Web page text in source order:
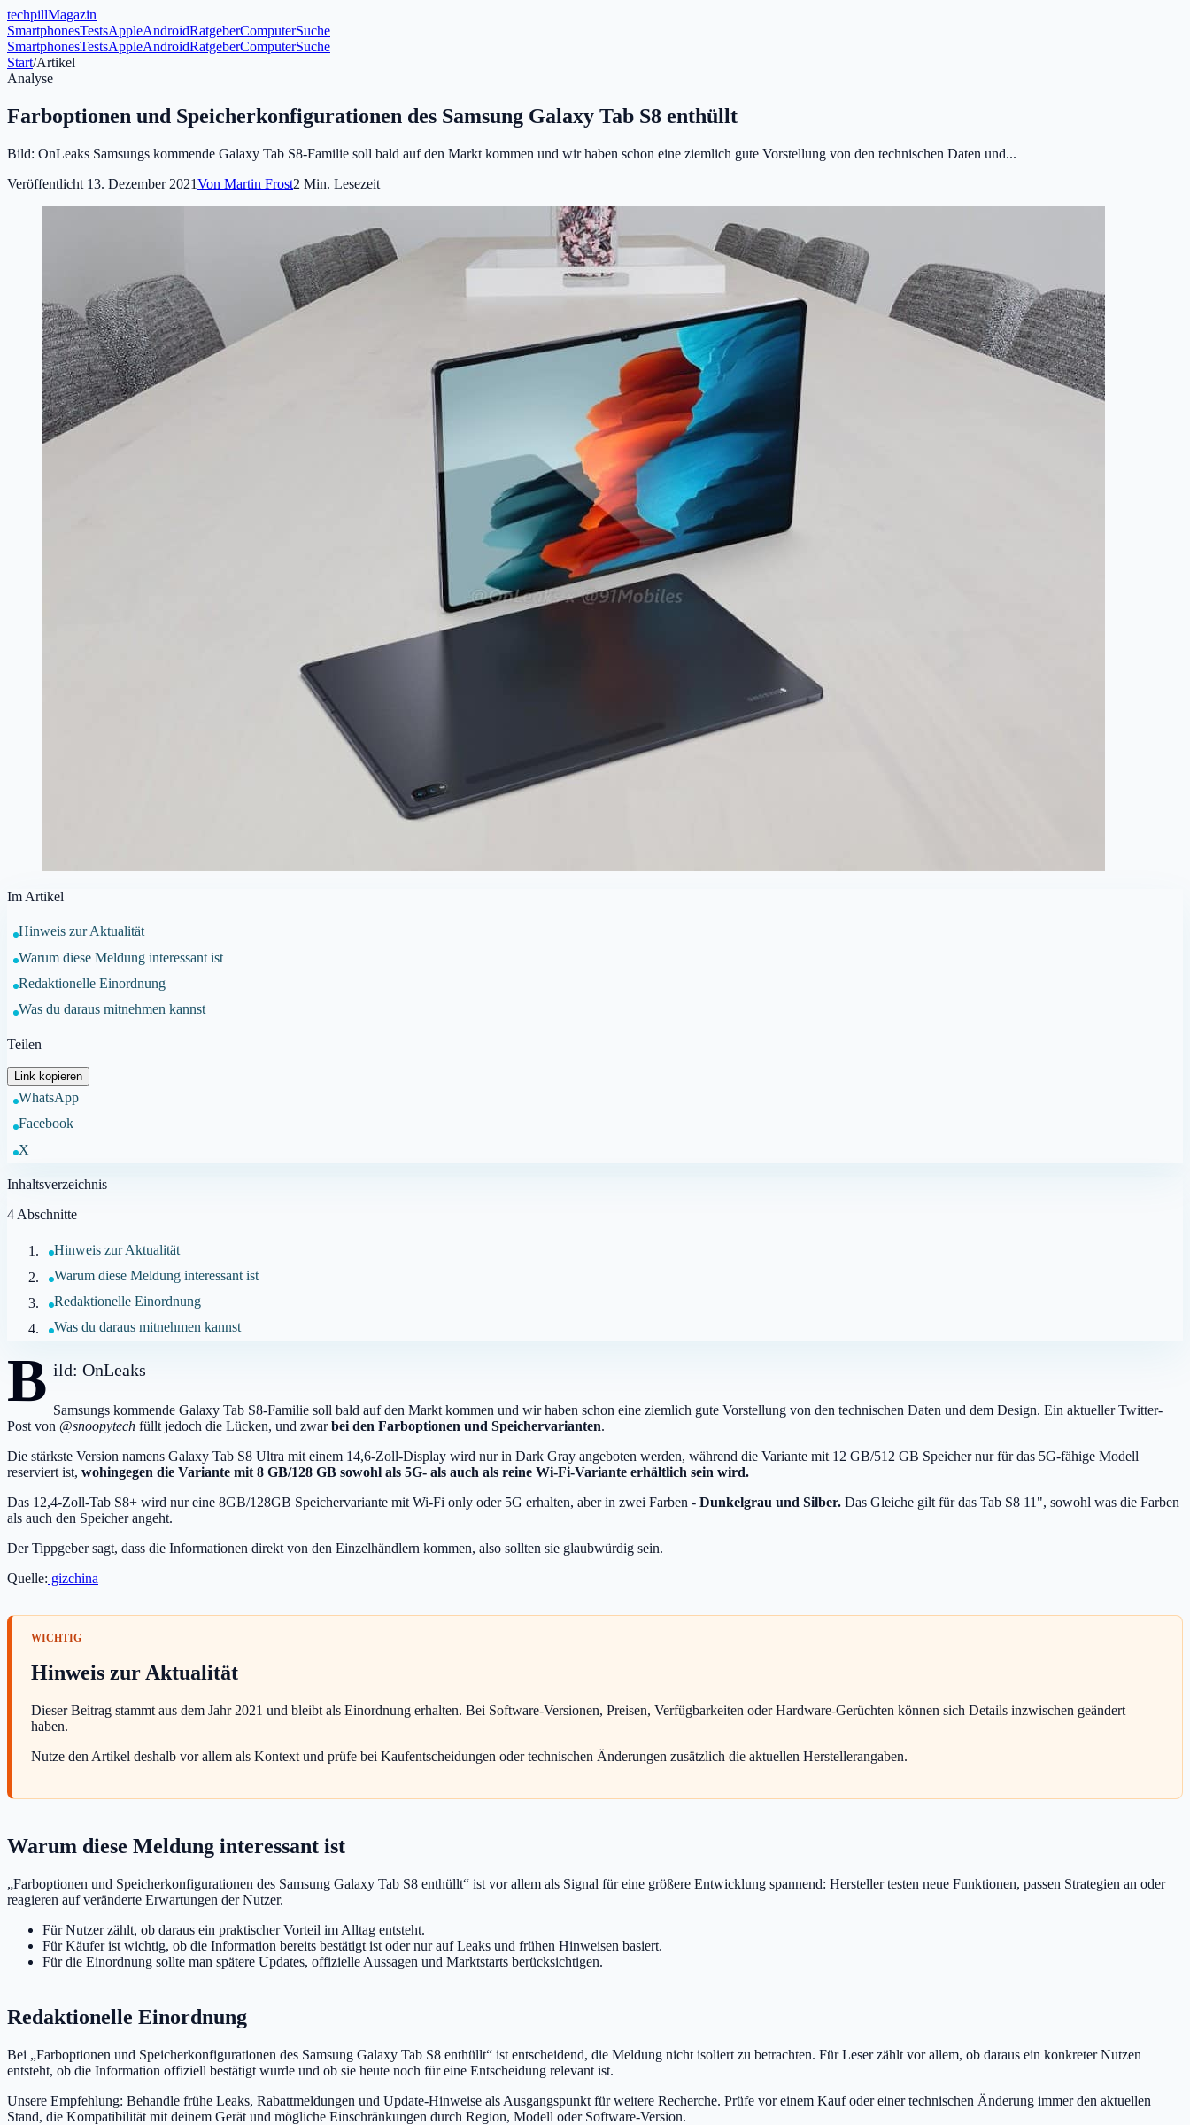
techpillMagazin
SmartphonesTestsAppleAndroidRatgeberComputerSuche
SmartphonesTestsAppleAndroidRatgeberComputerSuche
Start/Artikel
Analyse
Farboptionen und Speicherkonfigurationen des Samsung Galaxy Tab S8 enthüllt
Bild: OnLeaks Samsungs kommende Galaxy Tab S8-Familie soll bald auf den Markt kommen und wir haben schon eine ziemlich gute Vorstellung von den technischen Daten und...
Veröffentlicht 13. Dezember 2021Von Martin Frost2 Min. Lesezeit
Im Artikel
Hinweis zur Aktualität
Warum diese Meldung interessant ist
Redaktionelle Einordnung
Was du daraus mitnehmen kannst
Teilen
Link kopieren
WhatsApp
Facebook
X
Inhaltsverzeichnis
4 Abschnitte
Hinweis zur Aktualität
Warum diese Meldung interessant ist
Redaktionelle Einordnung
Was du daraus mitnehmen kannst
B ild: OnLeaks
Samsungs kommende Galaxy Tab S8-Familie soll bald auf den Markt kommen und wir haben schon eine ziemlich gute Vorstellung von den technischen Daten und dem Design. Ein aktueller Twitter-
Post von @snoopytech füllt jedoch die Lücken, und zwarbei den Farboptionen und Speichervarianten.
Die stärkste Version namens Galaxy Tab S8 Ultra mit einem 14,6-Zoll-Display wird nur in Dark Gray angeboten werden, während die Variante mit 12 GB/512 GB Speicher nur für das 5G-fähige Modell
reserviert ist, wohingegen die Variante mit 8 GB/128 GB sowohl als 5G- als auch als reine Wi-Fi-Variante erhältlich sein wird.
Das 12,4-Zoll-Tab S8+ wird nur eine 8GB/128GB Speichervariante mit Wi-Fi only oder 5G erhalten, aber in zwei Farben - Dunkelgrau und Silber. Das Gleiche gilt für das Tab S8 11", sowohl was die Farben
als auch den Speicher angeht.
Der Tippgeber sagt, dass die Informationen direkt von den Einzelhändlern kommen, also sollten sie glaubwürdig sein.
Quelle: gizchina
Hinweis zur Aktualität
Dieser Beitrag stammt aus dem Jahr 2021 und bleibt als Einordnung erhalten. Bei Software-Versionen, Preisen, Verfügbarkeiten oder Hardware-Gerüchten können sich Details inzwischen geändert
haben.
Nutze den Artikel deshalb vor allem als Kontext und prüfe bei Kaufentscheidungen oder technischen Änderungen zusätzlich die aktuellen Herstellerangaben.
Warum diese Meldung interessant ist
„Farboptionen und Speicherkonfigurationen des Samsung Galaxy Tab S8 enthüllt“ ist vor allem als Signal für eine größere Entwicklung spannend: Hersteller testen neue Funktionen, passen Strategien an oder
reagieren auf veränderte Erwartungen der Nutzer.
Für Nutzer zählt, ob daraus ein praktischer Vorteil im Alltag entsteht.
Für Käufer ist wichtig, ob die Information bereits bestätigt ist oder nur auf Leaks und frühen Hinweisen basiert.
Für die Einordnung sollte man spätere Updates, offizielle Aussagen und Marktstarts berücksichtigen.
Redaktionelle Einordnung
Bei „Farboptionen und Speicherkonfigurationen des Samsung Galaxy Tab S8 enthüllt“ ist entscheidend, die Meldung nicht isoliert zu betrachten. Für Leser zählt vor allem, ob daraus ein konkreter Nutzen
entsteht, ob die Information offiziell bestätigt wurde und ob sie heute noch für eine Entscheidung relevant ist.
Unsere Empfehlung: Behandle frühe Leaks, Rabattmeldungen und Update-Hinweise als Ausgangspunkt für weitere Recherche. Prüfe vor einem Kauf oder einer technischen Änderung immer den aktuellen
Stand, die Kompatibilität mit deinem Gerät und mögliche Einschränkungen durch Region, Modell oder Software-Version.